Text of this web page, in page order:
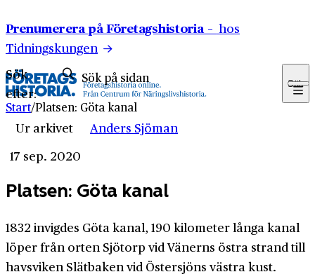
Prenumerera på Företagshistoria – hos
Tidningskungen
Sök
efter:
Sök
Start/Platsen: Göta kanal
Ur arkivet
Anders Sjöman
17 sep. 2020
Platsen: Göta kanal
1832 invigdes Göta kanal, 190 kilometer långa kanal
löper från orten Sjötorp vid Vänerns östra strand till
havsviken Slätbaken vid Östersjöns västra kust.